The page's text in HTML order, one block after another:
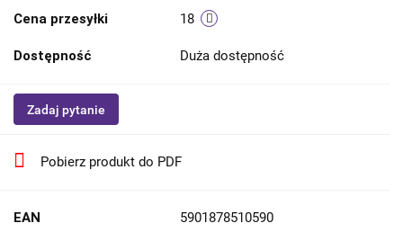
Cena przesyłki 18
Dostępność Duża dostępność
Zadaj pytanie
Pobierz produkt do PDF
EAN 5901878510590